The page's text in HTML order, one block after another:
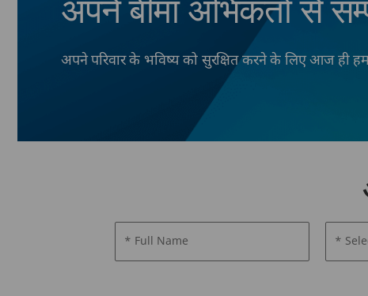
अपने बीमा अभिकर्ता से
अपने परिवार के भविष्य को सुरक्षित करने के लिए आज ही
* Full Name *